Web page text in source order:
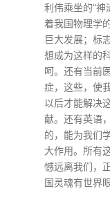
利伟乘坐的“
着我国物理学
巨大发展；标
想成为这样的
呵。还有当前
症，这些，使
以后才能解决
献。还有英语
的，能为我们
大作用。所有
憾远离我们，
国灵魂有世界